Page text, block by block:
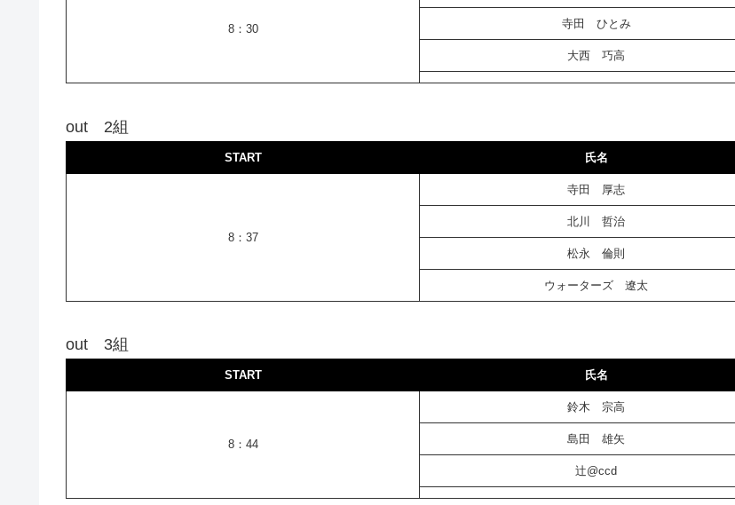
8：30 寺田 ひとみ
大西 巧高
out 2組
START 氏名
8：37
寺田 厚志
北川 哲治
松永 倫則
ウォーターズ 遼太
out 3組
START 氏名
8：44
鈴木 宗高
島田 雄矢
辻@ccd